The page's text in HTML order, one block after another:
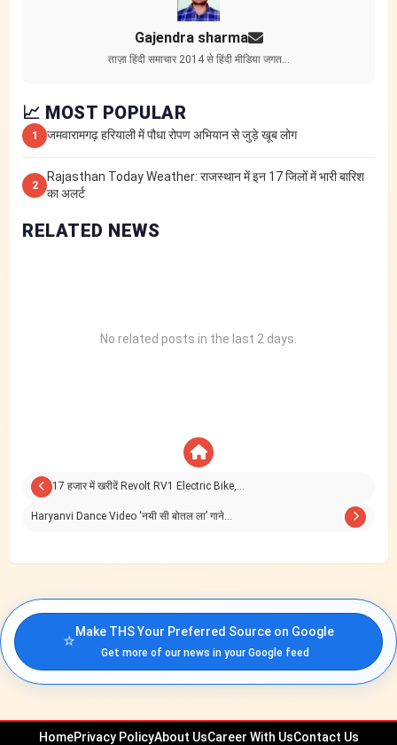
Gajendra sharma
ताज़ा हिंदी समाचार 2014 से हिंदी मीडिया जगत…
📈 MOST POPULAR
1 जमवारामगढ़ हरियाली में पौधा रोपण अभियान से जुड़े खूब लोग
2
Rajasthan Today Weather: राजस्थान में इन 17 जिलों में भारी बारिश
का अलर्ट
RELATED NEWS
No related posts in the last 2 days.
17 हजार में खरीदें Revolt RV1 Electric Bike,…
Haryanvi Dance Video ‘नयी सी बोतल ला’ गाने…
⭐Make THS Your Preferred Source on Google
Get more of our news in your Google feed
HomePrivacy PolicyAbout UsCareer With UsContact Us